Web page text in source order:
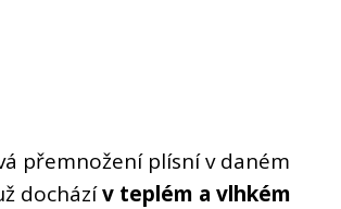
přemnožení plísní v daném
docházív teplém a vlhkém